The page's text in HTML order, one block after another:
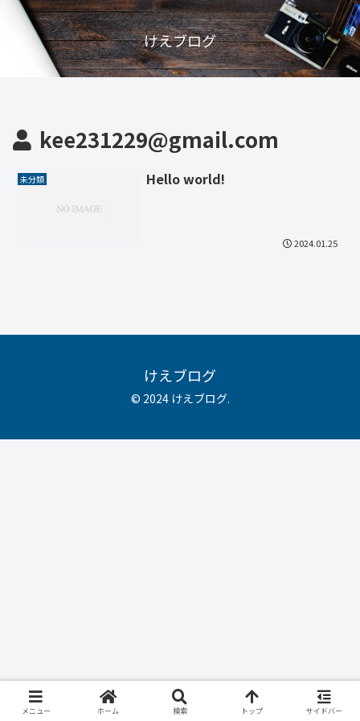
けえブログ
kee231229@gmail.com
未分類 Hello world!
2024.01.25
けえブログ
© 2024 けえブログ.
メニュー ホーム 検索 トップ サイドバー